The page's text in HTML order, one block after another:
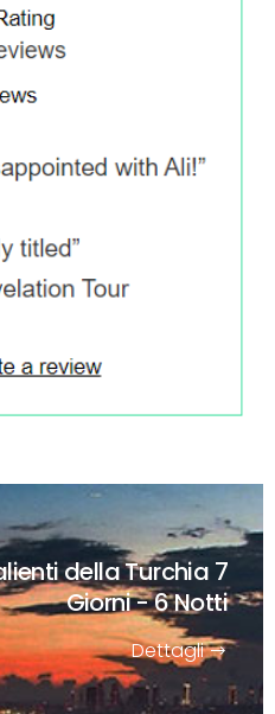
della Turchia 7
Giorni - 6 Notti
Dettagli